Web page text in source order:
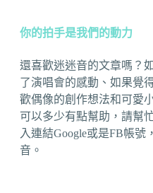
你的拍手是我們的動力
還喜歡迷迷音的文章嗎？
了演唱會的感動、如果覺
歡偶像的創作想法和可愛
可以多少有點幫助，請幫
入連結Google或是FB帳
音。